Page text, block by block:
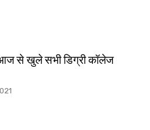
से खुले सभी डिग्री कॉलेज